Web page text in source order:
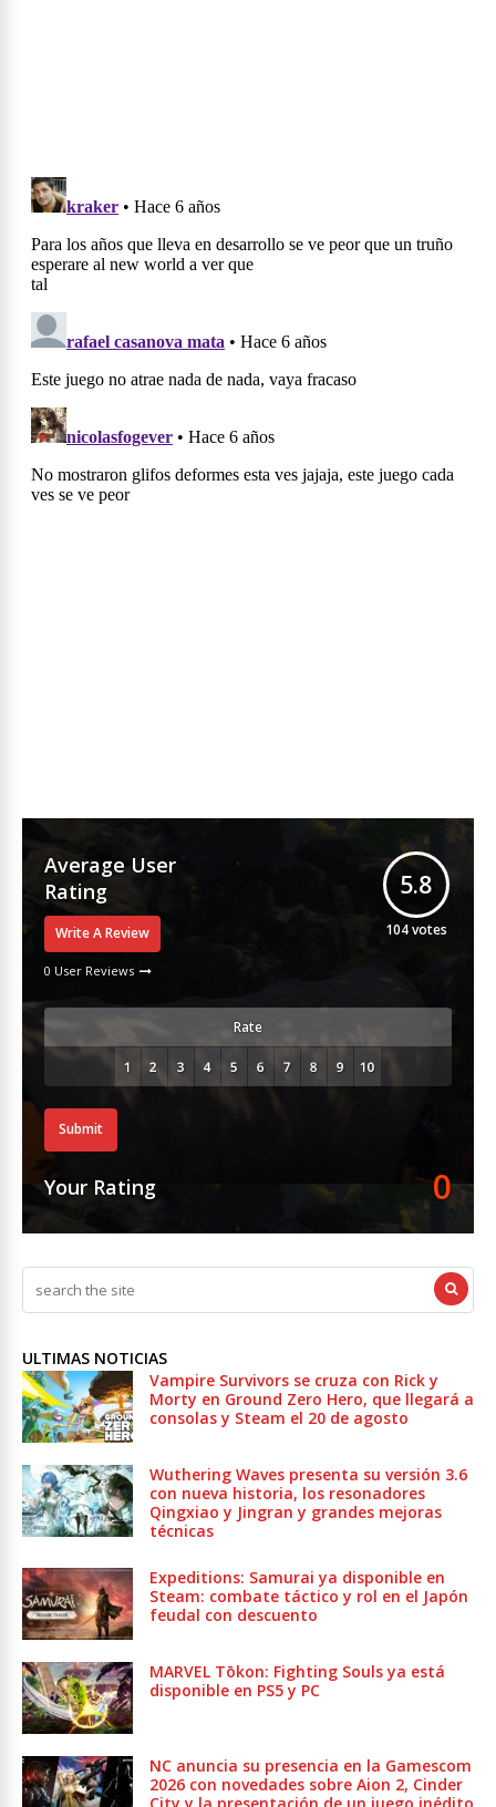
Average User
Rating
Write A Review
0 User Reviews
5.8
104votes
Rate
Submit
Your Rating 0
ULTIMAS NOTICIAS
Vampire Survivors se cruza con Rick y
Morty en Ground Zero Hero, que llegará a
consolas y Steam el 20 de agosto
Wuthering Waves presenta su versión 3.6
con nueva historia, los resonadores
Qingxiao y Jingran y grandes mejoras
técnicas
Expeditions: Samurai ya disponible en
Steam: combate táctico y rol en el Japón
feudal con descuento
MARVEL Tōkon: Fighting Souls ya está
disponible en PS5 y PC
NC anuncia su presencia en la Gamescom
2026 con novedades sobre Aion 2, Cinder
City y la presentación de un juego inédito